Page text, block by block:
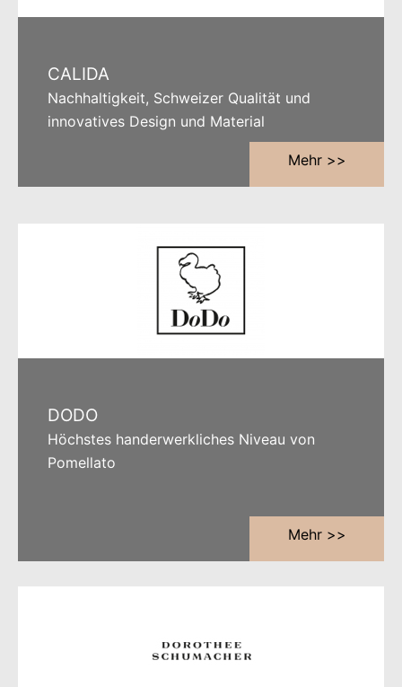
CALIDA
Nachhaltigkeit, Schweizer Qualität und
innovatives Design und Material
Mehr >>
DODO
Höchstes handerwerkliches Niveau von
Pomellato
Mehr >>